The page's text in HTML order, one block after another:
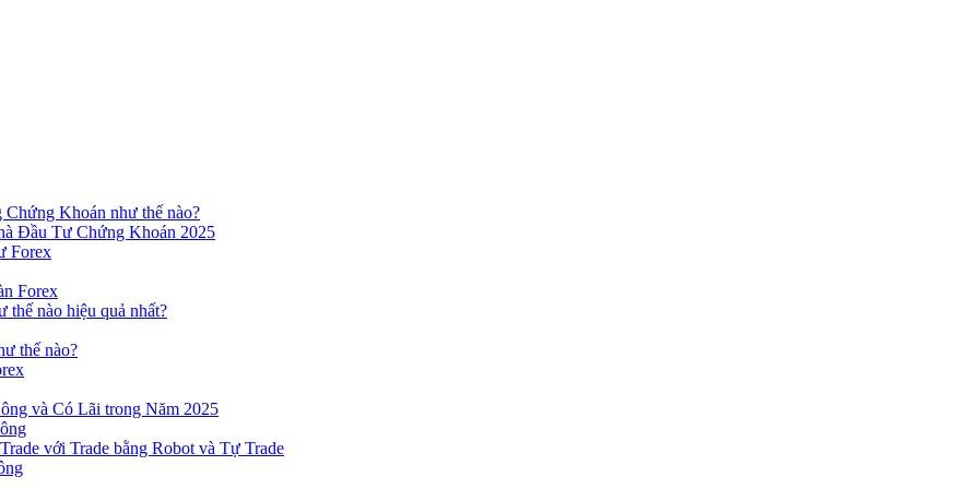
Khoán như thế nào?
Đầu Tư Chứng Khoán 2025
Forex
Forex
nào hiệu quả nhất?
thế nào?
và Có Lãi trong Năm 2025
với Trade bằng Robot và Tự Trade